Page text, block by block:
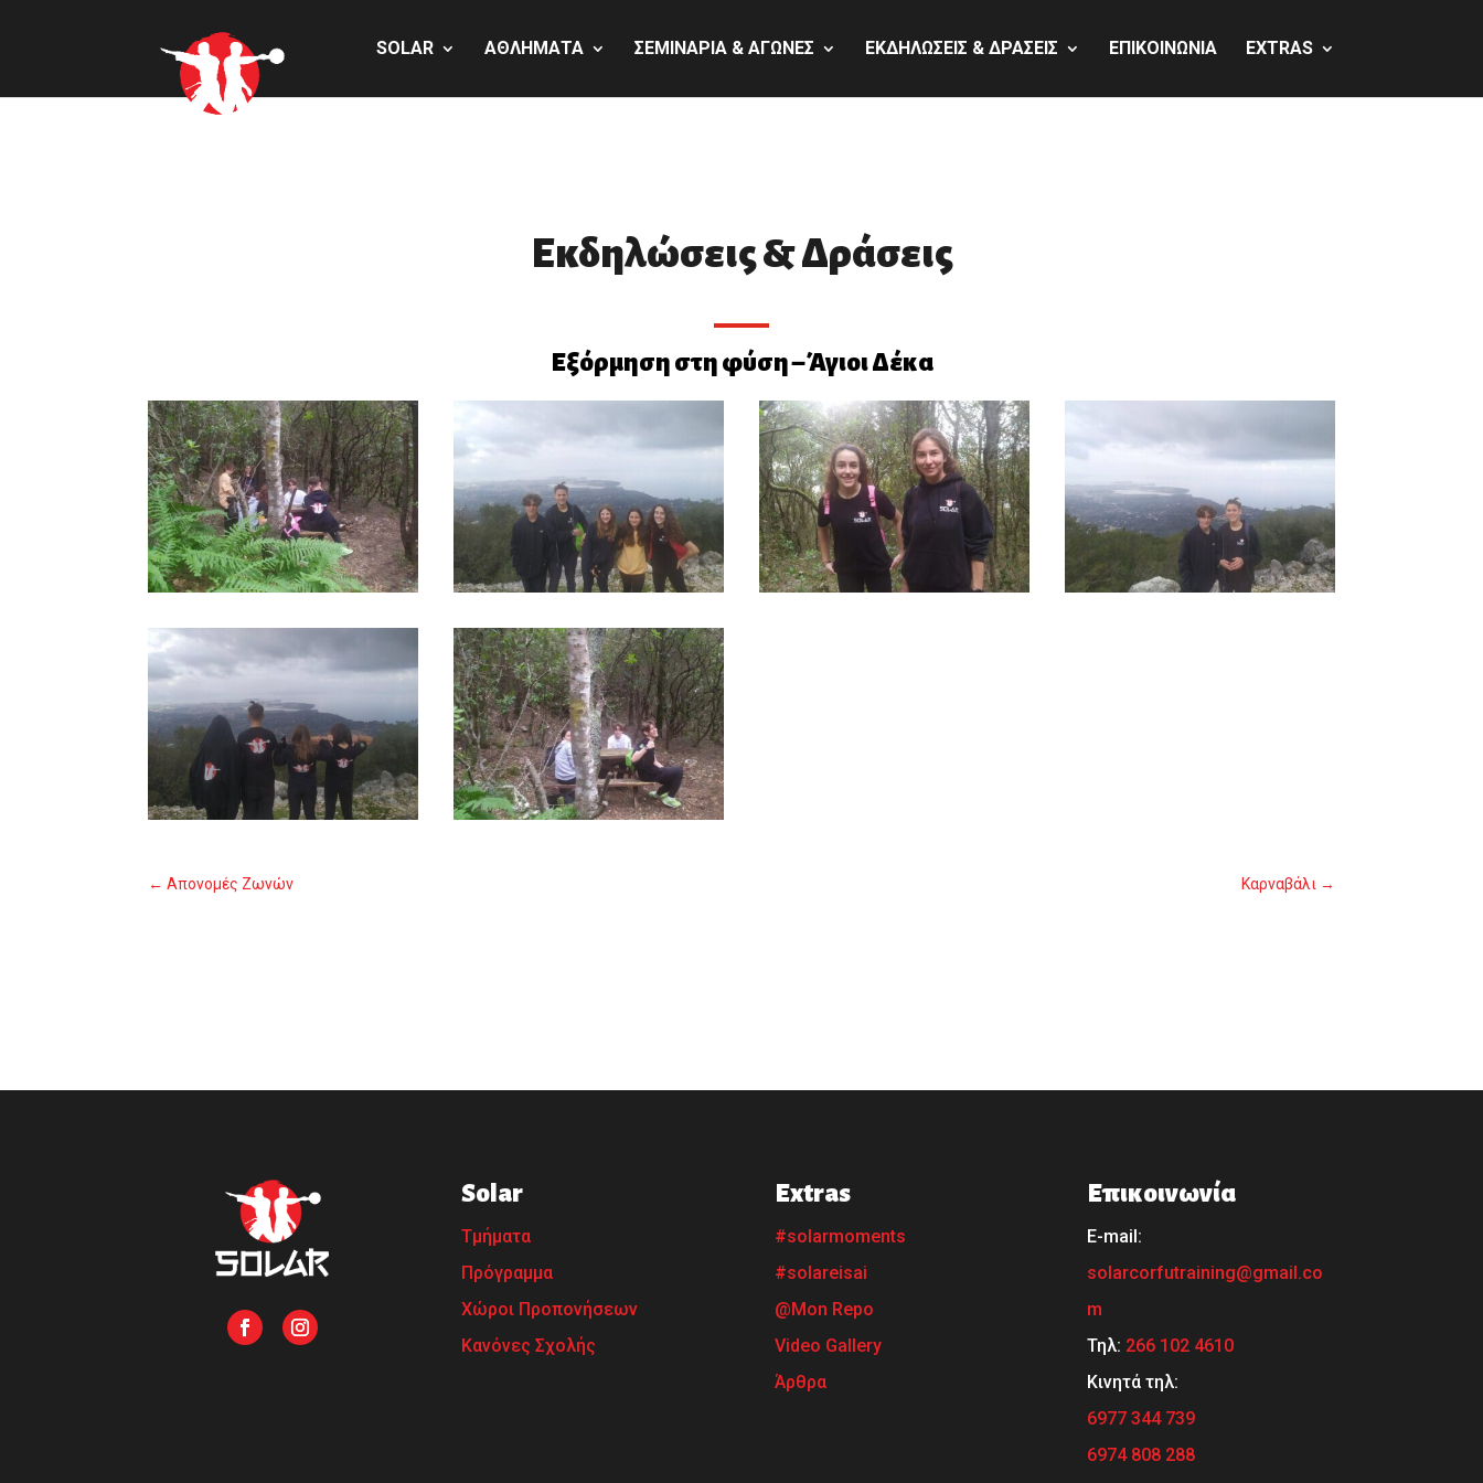
SOLAR ΑΘΛΗΜΑΤΑ ΣΕΜΙΝΑΡΙΑ & ΑΓΩΝΕΣ ΕΚΔΗΛΩΣΕΙΣ & ΔΡΑΣΕΙΣ ΕΠΙΚΟΙΝΩΝΙΑ EXTRAS
Εκδηλώσεις & Δράσεις
Εξόρμηση στη φύση – Άγιοι Δέκα
Καρναβάλι
Απονομές Ζωνών
Solar
Τμήματα
Πρόγραμμα
Χώροι Προπονήσεων
Κανόνες Σχολής
Extras
#solarmoments
#solareisai
@Mon Repo
Video Gallery
Άρθρα
Επικοινωνία
Ε-mail:
solarcorfutraining@gmail.co
m
Τηλ: 266 102 4610
Κινητά τηλ:
6977 344 739
6974 808 288